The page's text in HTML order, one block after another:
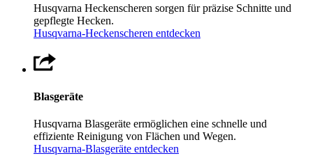
Husqvarna Heckenscheren sorgen für präzise Schnitte und
gepflegte Hecken.
Husqvarna-Heckenscheren entdecken
Blasgeräte
Husqvarna Blasgeräte ermöglichen eine schnelle und
effiziente Reinigung von Flächen und Wegen.
Husqvarna-Blasgeräte entdecken